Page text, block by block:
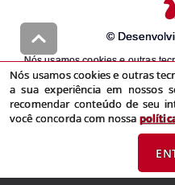
©
Nós usamos cookies e outras
a sua experiência em nossos
recomendar conteúdo de seu
você concorda com nossa
Nós usamos cookies e outras
a sua experiência em nossos
recomendar conteúdo de seu
você concorda com nossa